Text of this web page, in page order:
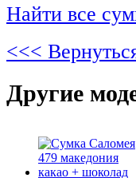
Найти все
<<<
Другие